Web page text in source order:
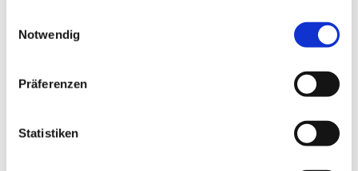
Notwendig
Präferenzen
StatistikenDies könnte Sie auch